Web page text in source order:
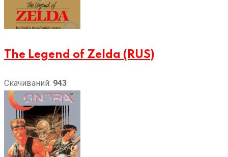
The Legend of Zelda (RUS)
Скачиваний: 943